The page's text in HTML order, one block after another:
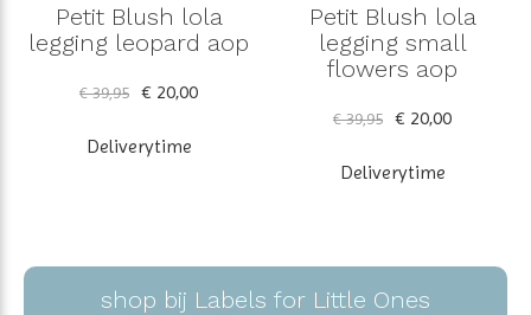
Petit Blush lola
legging leopard aop
€ 39,95 € 20,00
Deliverytime
Petit Blush lola
legging small
flowers aop
€ 39,95 € 20,00
Deliverytime
shop bij Labels for Little Ones